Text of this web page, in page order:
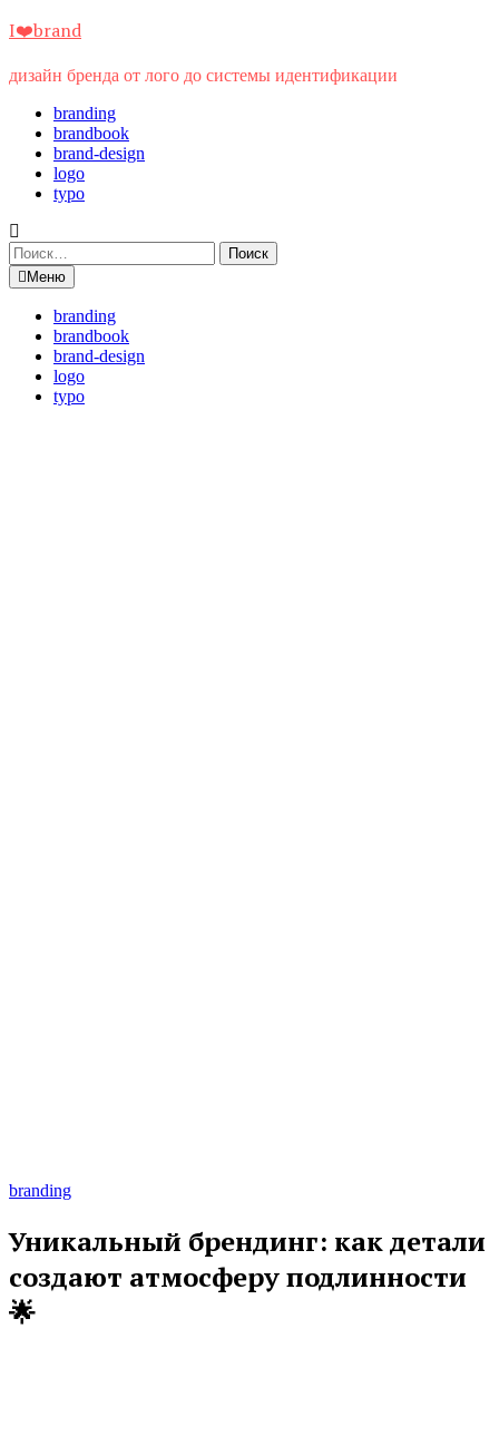
Перейти
содержимому
I❤️brand
дизайн бренда от лого до системы идентификации
branding
brandbook
brand-design
logo
typo
Найти:
Меню
branding
brandbook
brand-design
logo
typo
branding
Уникальный брендинг: как детали
создают атмосферу подлинности
🌟